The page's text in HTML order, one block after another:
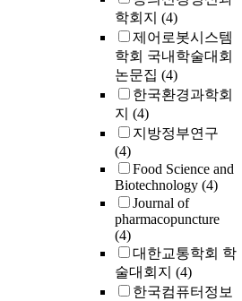
학회지 (4)
제어로봇시스템
학회 국내학술대회
논문집 (4)
한국환경과학회
지 (4)
지방정부연구
(4)
Food Science and
Biotechnology (4)
Journal of
pharmacopuncture
(4)
대한교통학회 학
술대회지 (4)
한국컴퓨터정보